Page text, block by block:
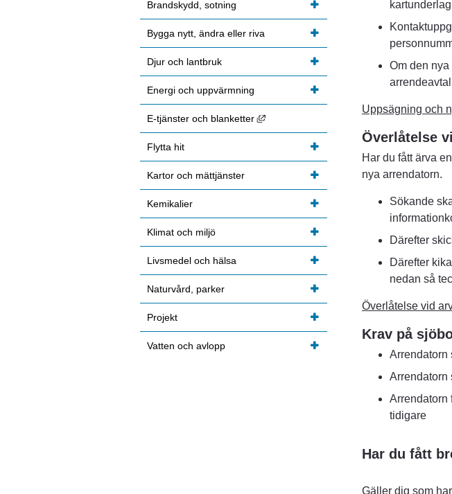
kartunderlag
Om den
Uppsägning och
Överlåtelse
Har du fått ärva
nya arrendatorn.
Sökande
Därefter
Därefter
nedan så
Överlåtelse vid
Krav på
Arrendatorn
Arrendatorn
Arrendatorn
tidigare
Har du fått
Gäller dig som
Brandskydd, sotning
Bygga nytt, ändra eller riva
Djur och lantbruk
Energi och uppvärmning
E-tjänster och blanketter Länk till annan webbplats, öppnas i nytt
Flytta hit
Kartor och mättjänster
Kemikalier
Klimat och miljö
Livsmedel och hälsa
Naturvård, parker
Projekt
Vatten och avlopp